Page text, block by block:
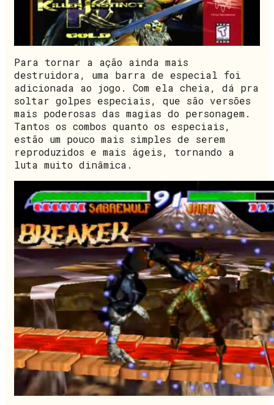
Para tornar a ação ainda mais
destruidora, uma barra de especial foi
adicionada ao jogo. Com ela cheia, dá pra
soltar golpes especiais, que são versões
mais poderosas das magias do personagem.
Tantos os combos quanto os especiais,
estão um pouco mais simples de serem
reproduzidos e mais ágeis, tornando a
luta muito dinâmica.